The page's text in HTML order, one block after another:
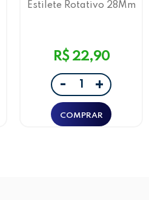
Estilete Rotativo 28Mm
R$ 22,90
- +